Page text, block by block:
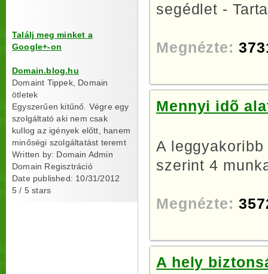
Találj meg minket a
Google+-on
Domain.blog.hu
Domaint Tippek, Domain
ötletek
Egyszerűen kitűnő. Végre egy
szolgáltató aki nem csak
kullog az igények előtt, hanem
minőségi szolgáltatást teremt
Written by: Domain Admin
Domain Regisztráció
Date published: 10/31/2012
5 / 5 stars
segédlet -
Megnézte:
Mennyi idõ
A
szerint 4
Megnézte:
A hely